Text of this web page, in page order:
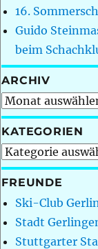
16.
Guido
beim
ARCHIV
Archiv
KATEGORIEN
Kategorien
FREUNDE
Ski-Club
Stadt
Stuttgarter